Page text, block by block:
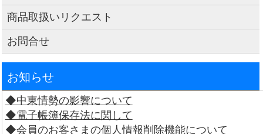
商品取扱いリクエスト
お問合せ
お知らせ
◆中東情勢の影響について
◆電子帳簿保存法に関して
◆会員のお客さまの個人情報削除機能について